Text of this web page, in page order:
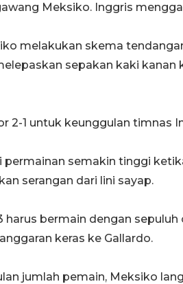
Meksiko. Inggris
melakukan skema
sepakan kaki kanan
2-1 untuk keunggulan timnas
permainan semakin tinggi
serangan dari lini sayap.
harus bermain dengan sepuluh
keras ke Gallardo.
jumlah pemain, Meksiko